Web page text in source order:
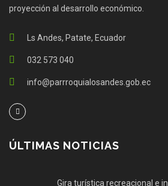
proyección al desarrollo económico.
Ls Andes, Patate, Ecuador
032 573 040
info@parrroquialosandes.gob.ec
ÚLTIMAS NOTICIAS
Gira turística recreacional e